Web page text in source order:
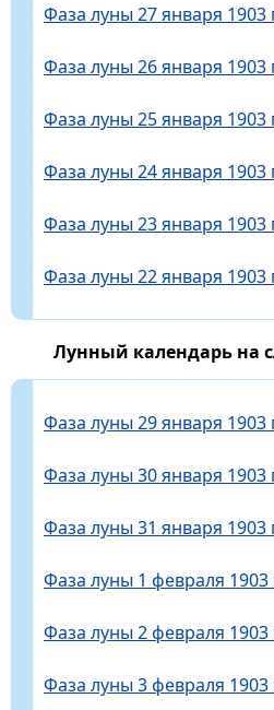
Фаза луны 27 января 1903
Фаза луны 26 января 1903
Фаза луны 25 января 1903
Фаза луны 24 января 1903
Фаза луны 23 января 1903
Фаза луны 22 января 1903
Лунный календарь на
Фаза луны 29 января 1903
Фаза луны 30 января 1903
Фаза луны 31 января 1903
Фаза луны 1 февраля 1903
Фаза луны 2 февраля 1903
Фаза луны 3 февраля 1903